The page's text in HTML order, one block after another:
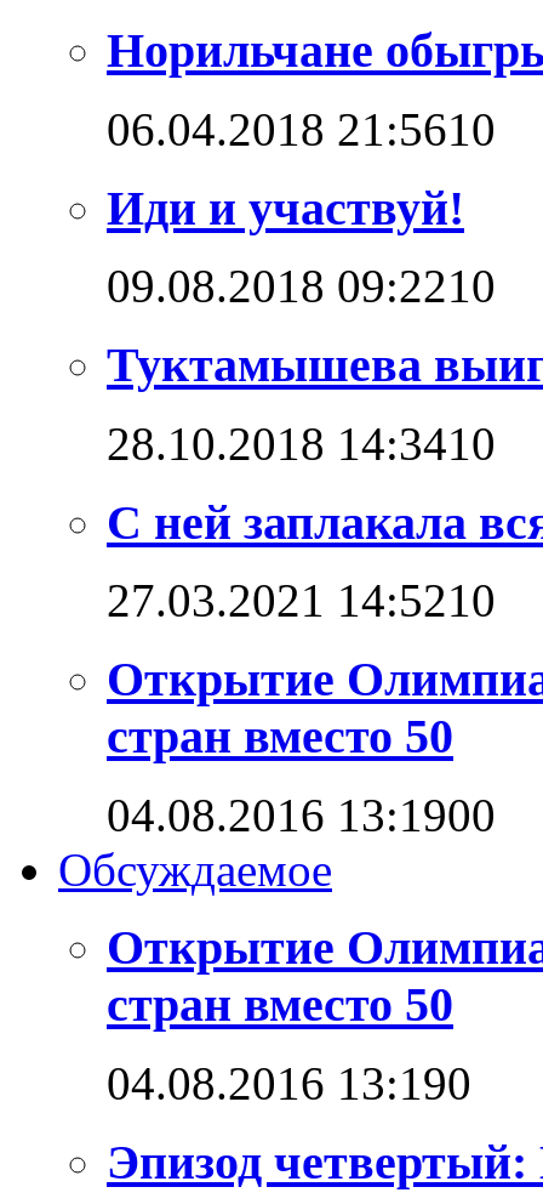
Норильчане
06.04.2018 21:5610
Иди и участвуй!
09.08.2018 09:2210
Туктамышева
28.10.2018 14:3410
С ней заплакала
27.03.2021 14:5210
Открытие
стран вместо 50
04.08.2016 13:1900
Обсуждаемое
Открытие
стран вместо 50
04.08.2016 13:190
Эпизод четвертый: